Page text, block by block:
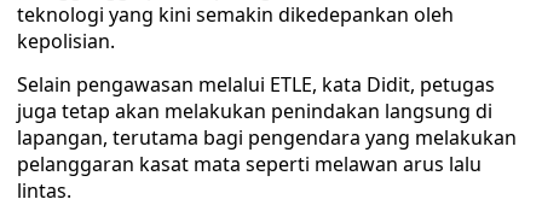
teknologi yang kini semakin dikedepankan oleh
kepolisian.
Selain pengawasan melalui ETLE, kata Didit, petugas
juga tetap akan melakukan penindakan langsung di
lapangan, terutama bagi pengendara yang melakukan
pelanggaran kasat mata seperti melawan arus lalu
lintas.